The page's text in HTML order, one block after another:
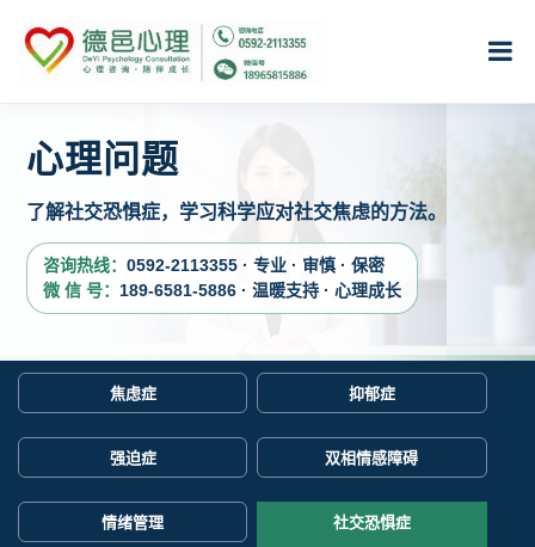
心理问题
了解社交恐惧症，学习科学应对社交焦虑的方法。
咨询热线： 0592-2113355 · 专业 · 审慎 · 保密
微 信 号： 189-6581-5886 · 温暖支持 · 心理成长
焦虑症 抑郁症
强迫症 双相情感障碍
情绪管理 社交恐惧症